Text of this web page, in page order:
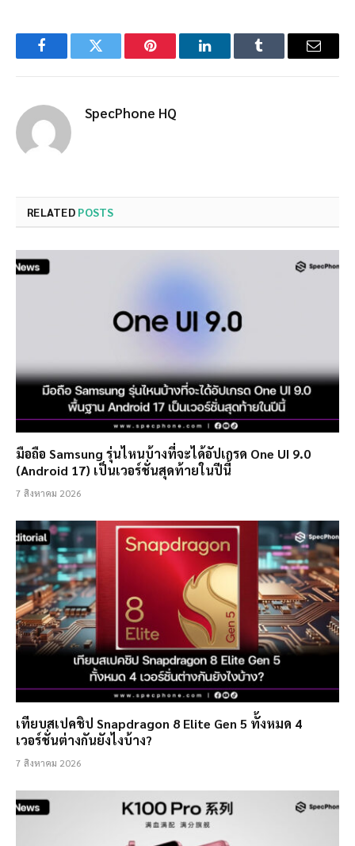
FacebookTwitter Pinterest LinkedInTumblr Email
SpecPhone HQ
RELATED POSTS
มือถือ Samsung รุ่นไหนบ้างที่จะได้อัปเกรด One UI 9.0
(Android 17) เป็นเวอร์ชั่นสุดท้ายในปีนี้
7 สิงหาคม 2026
เทียบสเปคชิป Snapdragon 8 Elite Gen 5 ทั้งหมด 4
เวอร์ชั่นต่างกันยังไงบ้าง?
7 สิงหาคม 2026